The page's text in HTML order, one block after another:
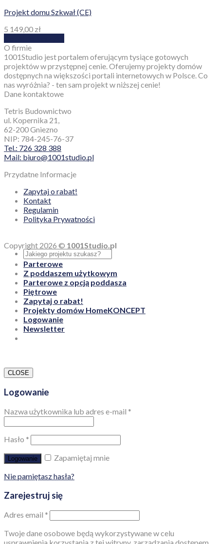
Projekt domu Szkwał (CE)
5 149,00 zł
O firmie
1001Studio jest portalem oferującym tysiące gotowych
projektów w przystępnej cenie. Oferujemy projekty domów
dostępnych na większości portali internetowych w Polsce. Co
nas wyróżnia? - ten sam projekt w niższej cenie!
Dane kontaktowe
Tetris Budownictwo
ul. Kopernika 21,
62-200 Gniezno
NIP: 784-245-76-37
Tel.: 726 328 388
Mail: biuro@1001studio.pl
Przydatne Informacje
Zapytaj o rabat!
Kontakt
Regulamin
Polityka Prywatności
Copyright 2026 © 1001Studio.pl
Parterowe
Z poddaszem użytkowym
Parterowe z opcją poddasza
Piętrowe
Zapytaj o rabat!
Projekty domów HomeKONCEPT
Logowanie
Newsletter
CLOSE
Logowanie
Nazwa użytkownika lub adres e-mail *
Hasło *
Logowanie
Zapamiętaj mnie
Nie pamiętasz hasła?
Zarejestruj się
Adres email *
Twoje dane osobowe będą wykorzystywane w celu
usprawnienia korzystania z tej witryny, zarządzania dostępem